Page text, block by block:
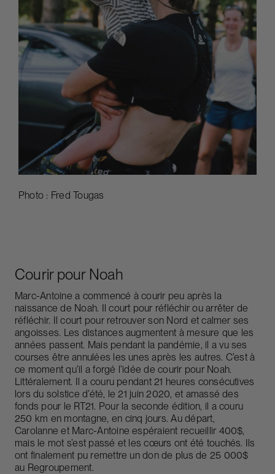
Photo : Fred Tougas
Courir pour Noah
Marc-Antoine a commencé à courir peu après la
naissance de Noah. Il court pour réfléchir ou arrêter de
réfléchir. Il court pour retrouver son Nord et calmer ses
angoisses. Les distances augmentent à mesure que les
années passent. Mais pendant la pandémie, il a vu ses
courses être annulées les unes après les autres. C’est à
ce moment qu’il a forgé l’idée de courir pour Noah.
Littéralement. Il a couru pendant 21 heures consécutives
lors du solstice d’été, le 21 juin 2020, et amassé des
fonds pour le RT21. Pour la seconde édition, il a couru
250 km en montagne, en cinq jours. Au départ,
Carolanne et Marc-Antoine espéraient recueillir 400$,
mais le mot s’est passé et les cœurs ont été touchés. Ils
ont finalement pu remettre un don de plus de 25 000$
au Regroupement.